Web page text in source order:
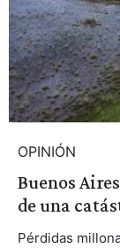
OPINIÓN
Buenos
de una
Pérdidas